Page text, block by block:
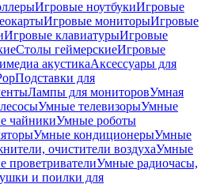
Игровые ноутбукиИгровые
Игровые мониторыИгровые
Игровые клавиатурыИгровые
Столы геймерскиеИгровые
акустикаАксессуары для
Подставки для
Лампы для мониторовУмная
Умные телевизорыУмные
чайникиУмные роботы
Умные кондиционерыУмные
очистители воздухаУмные
проветривателиУмные радиочасы,
и поилки для